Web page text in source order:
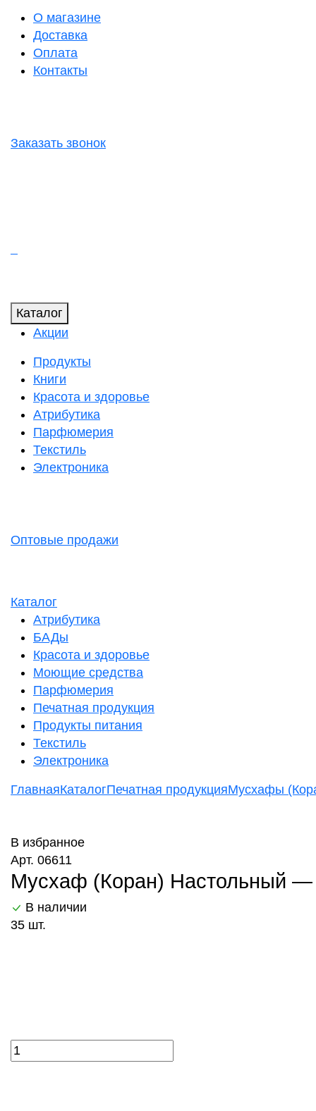
О магазине
Доставка
Оплата
Контакты
Заказать звонок
Каталог
Акции
Продукты
Книги
Красота и здоровье
Атрибутика
Парфюмерия
Текстиль
Электроника
Оптовые продажи
Каталог
Атрибутика
БАДы
Красота и здоровье
Моющие средства
Парфюмерия
Печатная продукция
Продукты питания
Текстиль
Электроника
ГлавнаяКаталогПечатная продукцияМусхафы
В избранное
Арт. 06611
Мусхаф (Коран) Настольный —
В наличии
35 шт.